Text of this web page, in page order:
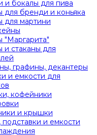
и бокалы для пива
для бренди и коньяка
для мартини
"Маргарита"
и стаканы для
графины, декантеры
и емкости для
кофейники
и крышки
и емкости